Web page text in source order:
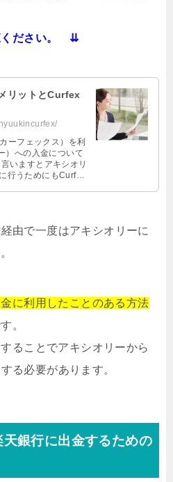
ください。 ⇊
リットとCurfex
ーフェックス）を利
）への入金について
いますとアキシオリ
行うためにもCurfex
由で一度はアキシオリーに
に利用したことのある方法
。
ることでアキシオリーから
る必要があります。
天銀行に出金するための